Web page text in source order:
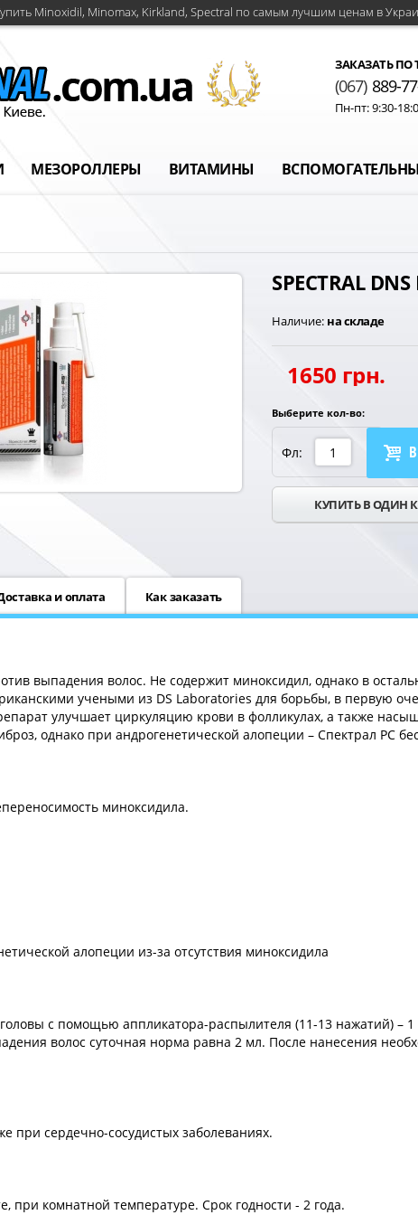
Minoxidil, Minomax, Kirkland, Spectral по самым лучшим ценам в
ЗАКАЗАТЬ ПО
(067) 889-
Пн-пт: 9:30-
МЕЗОРОЛЛЕРЫ ВИТАМИНЫ
SPECTRAL DNS
Наличие: на складе
1650 грн.
Выберите кол-во:
Фл:
КУПИТЬ В ОДИН
и оплата Как заказать
выпадения волос. Не содержит миноксидил, однако в
учеными из DS Laboratories для борьбы, в первую
улучшает циркуляцию крови в фолликулах, а также
однако при андрогенетической алопеции – Спектрал РС
миноксидила.
алопеции из-за отсутствия миноксидила
с помощью аппликатора-распылителя (11-13 нажатий) –
волос суточная норма равна 2 мл. После нанесения
при сердечно-сосудистых заболеваниях.
при комнатной температуре. Срок годности - 2 года.